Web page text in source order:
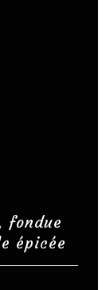
fondue
épicée